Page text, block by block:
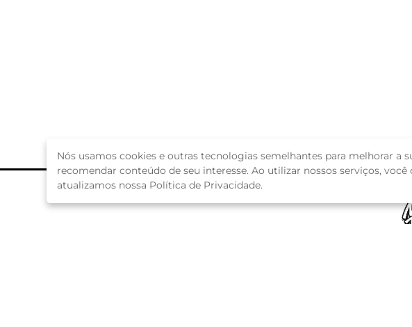
Nós usamos cookies e outras tecnologias semelhantes para melhorar a
recomendar conteúdo de seu interesse. Ao utilizar nossos serviços,
atualizamos nossa Política de Privacidade.